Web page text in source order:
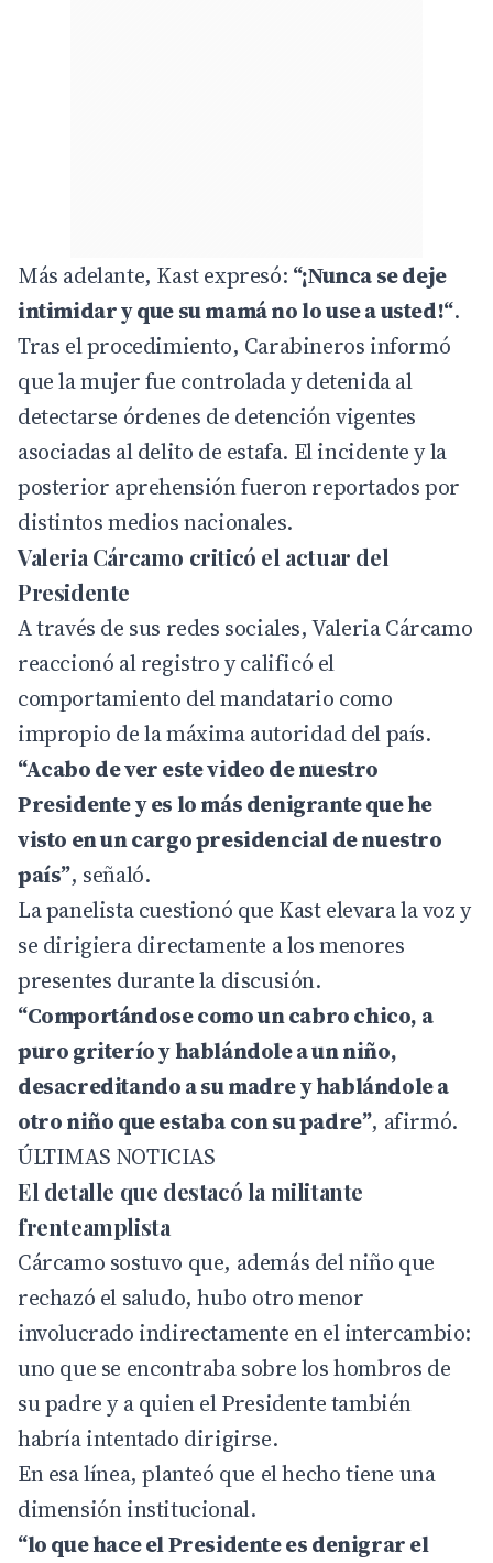
Más adelante, Kast expresó: “¡Nunca se deje
intimidar y que su mamá no lo use a usted!“.
Tras el procedimiento, Carabineros informó
que la mujer fue controlada y detenida al
detectarse órdenes de detención vigentes
asociadas al delito de estafa. El incidente y la
posterior aprehensión fueron reportados por
distintos medios nacionales.
Valeria Cárcamo criticó el actuar del
Presidente
A través de sus redes sociales, Valeria Cárcamo
reaccionó al registro y calificó el
comportamiento del mandatario como
impropio de la máxima autoridad del país.
“Acabo de ver este video de nuestro
Presidente y es lo más denigrante que he
visto en un cargo presidencial de nuestro
país”, señaló.
La panelista cuestionó que Kast elevara la voz y
se dirigiera directamente a los menores
presentes durante la discusión.
“Comportándose como un cabro chico, a
puro griterío y hablándole a un niño,
desacreditando a su madre y hablándole a
otro niño que estaba con su padre”, afirmó.
ÚLTIMAS NOTICIAS
El detalle que destacó la militante
frenteamplista
Cárcamo sostuvo que, además del niño que
rechazó el saludo, hubo otro menor
involucrado indirectamente en el intercambio:
uno que se encontraba sobre los hombros de
su padre y a quien el Presidente también
habría intentado dirigirse.
En esa línea, planteó que el hecho tiene una
dimensión institucional.
“lo que hace el Presidente es denigrar el